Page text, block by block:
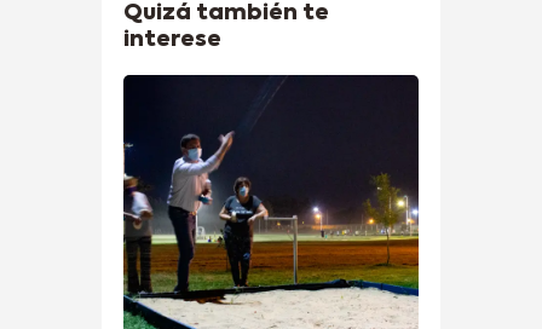
Quizá también te
interese